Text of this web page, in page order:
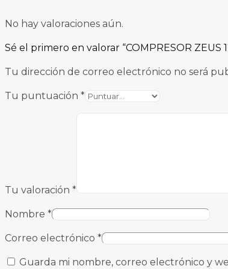
No hay valoraciones aún.
Sé el primero en valorar “COMPRESOR ZEUS
Tu dirección de correo electrónico no será
Tu puntuación *
Tu valoración *
Nombre *
Correo electrónico *
Guarda mi nombre, correo electrónico y